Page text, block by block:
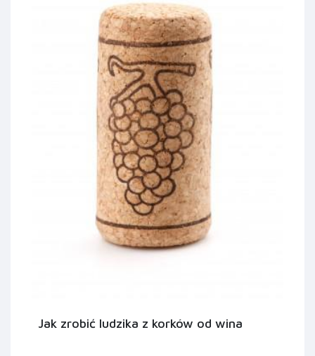
Jak zrobić ludzika z korków od wina